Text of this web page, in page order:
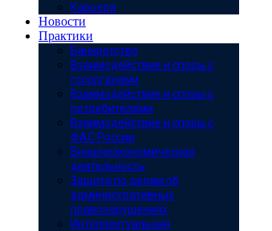
Карьера
Новости
Практики
Банкротство
Взаимодействие и споры с
госорганами
Взаимодействие и споры с
потребителями
Взаимодействие и споры с
ФАС России
Внешнеэкономическая
деятельность
Защита по делам об
административных
правонарушениях
Интеллектуальная